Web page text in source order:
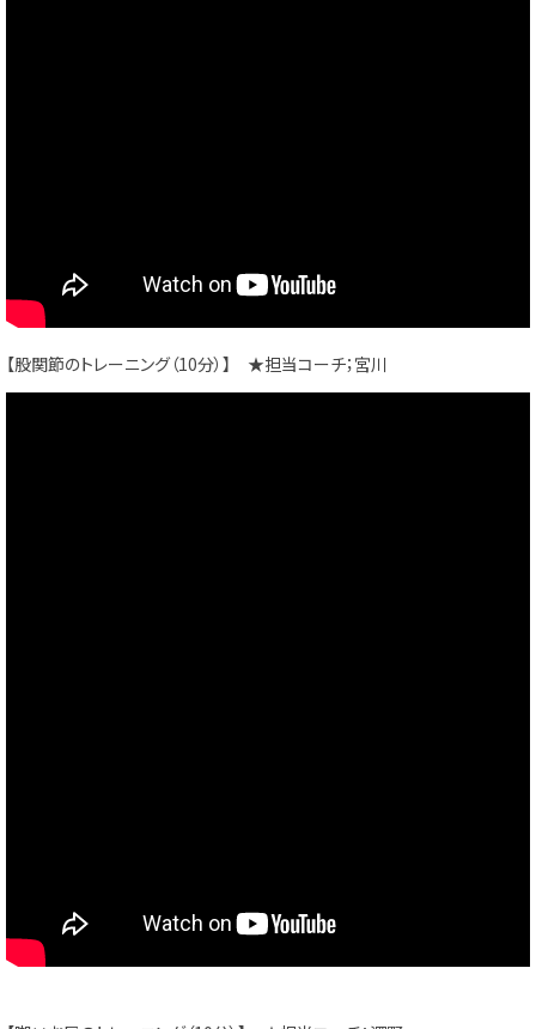
【股関節のトレーニング（10分）】 ★担当コーチ；宮川